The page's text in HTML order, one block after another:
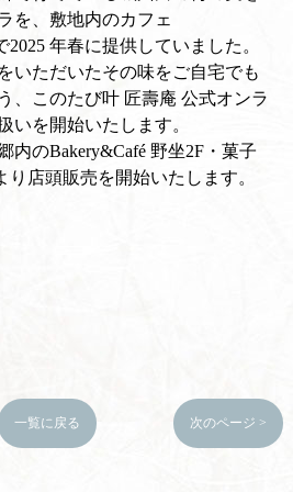
を、敷地内のカフェ
2025 年春に提供していました。
いただいたその味をご自宅でも
、このたび叶 匠壽庵 公式オンラ
いを開始いたします。
のBakery&Café 野坐2F・菓子
店頭販売を開始いたします。
一覧に戻る 次のページ >